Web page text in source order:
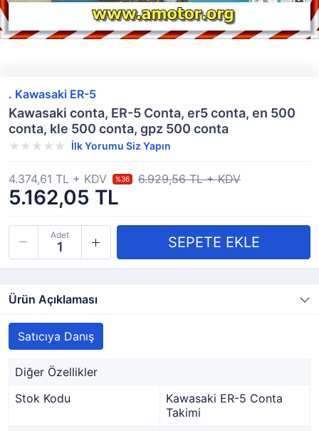
. Kawasaki ER-5
Kawasaki conta, ER-5 Conta, er5 conta, en 500
conta, kle 500 conta, gpz 500 conta
İlk Yorumu Siz Yapın
5.162,05 TL
4.374,61 TL + KDV %36 6.929,56 TL + KDV
Adet
Ürün Açıklaması
Satıcıya Danış
Diğer Özellikler
Stok Kodu
Kawasaki ER-5 Conta
Takimi